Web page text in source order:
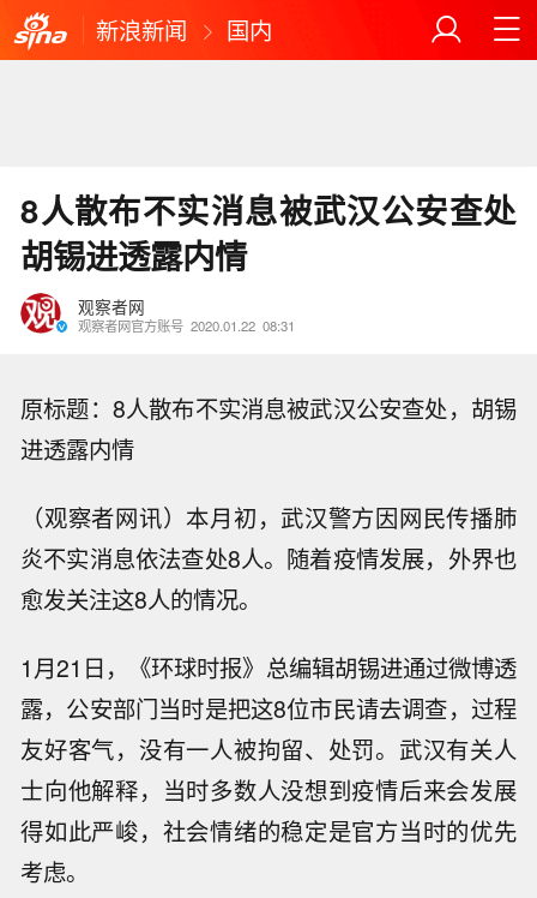
新浪新闻 国内
8人散布不实消息被武汉公安查处
胡锡进透露内情
观察者网
观察者网官方账号 2020.01.22 08:31
原标题：8人散布不实消息被武汉公安查处，胡锡
进透露内情
（观察者网讯）本月初，武汉警方因网民传播肺
炎不实消息依法查处8人。随着疫情发展，外界也
愈发关注这8人的情况。
1月21日，《环球时报》总编辑胡锡进通过微博透
露，公安部门当时是把这8位市民请去调查，过程
友好客气，没有一人被拘留、处罚。武汉有关人
士向他解释，当时多数人没想到疫情后来会发展
得如此严峻，社会情绪的稳定是官方当时的优先
考虑。